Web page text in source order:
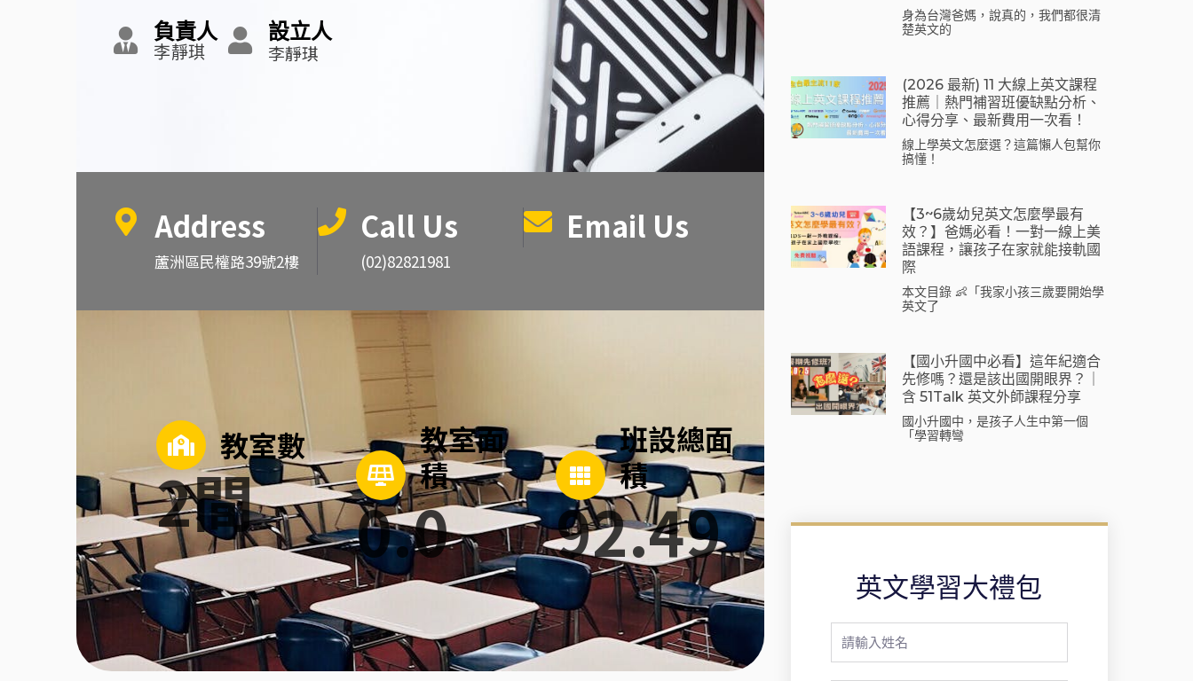
負責人
李靜琪
設立人
李靜琪
Address
蘆洲區民權路39號2樓
Call Us
(02)82821981
Email Us
2間
教室數
教室面
積
0.0
班設總面
積
92.49
身為台灣爸媽，說真的，我們都很清
楚英文的
(2026 最新) 11 大線上英文課程
推薦｜熱門補習班優缺點分析、
心得分享、最新費用一次看！
線上學英文怎麼選？這篇懶人包幫你
搞懂！
【3~6歲幼兒英文怎麼學最有
效？】爸媽必看！一對一線上美
語課程，讓孩子在家就能接軌國
際
本文目錄 👶「我家小孩三歲要開始學
英文了
【國小升國中必看】這年紀適合
先修嗎？還是該出國開眼界？｜
含 51Talk 英文外師課程分享
國小升國中，是孩子人生中第一個
「學習轉彎
英文學習大禮包
Full
Name